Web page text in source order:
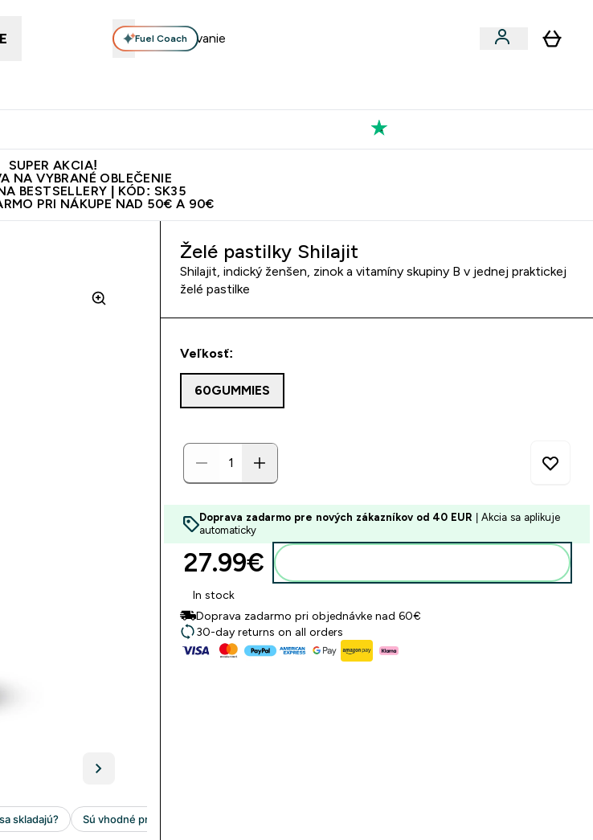
Fuel Coach
SUPER AKCIA!
NA VYBRANÉ OBLEČENIE
BESTSELLERY | KÓD: SK35
PRI NÁKUPE NAD 50€ A 90€
Želé pastilky Shilajit
Shilajit, indický ženšen, zinok a vitamíny skupiny B v jednej praktickej
želé pastilke
Veľkosť:
60GUMMIES
Doprava zadarmo pre nových zákazníkov od 40 EUR | Akcia sa aplikuje
automaticky
27.99€‎
In stock
Doprava zadarmo pri objednávke nad 60€
30-day returns on all orders